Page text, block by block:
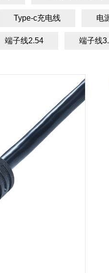
Type-c充电线 电
端子线2.54 端子线